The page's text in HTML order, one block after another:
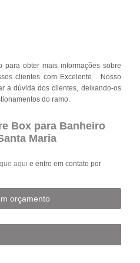
para obter mais informações sobre
clientes com Excelente . Nosso
a dúvida dos clientes, deixando-os
do ramo.
Box para Banheiro
Maria
aqui e entre em contato por
orçamento